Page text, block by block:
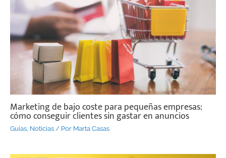
Marketing de bajo coste para pequeñas empresas:
cómo conseguir clientes sin gastar en anuncios
Guías Noticias / Por Marta Casas